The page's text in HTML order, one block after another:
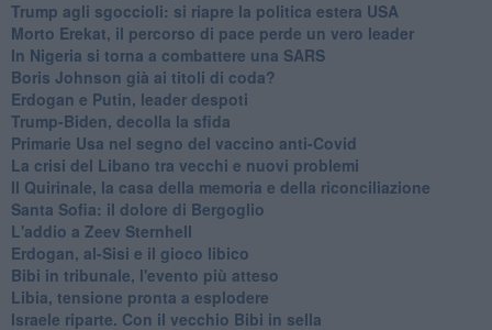
Trump agli sgoccioli: si riapre la politica estera USA
Morto Erekat, il percorso di pace perde un vero leader
In Nigeria si torna a combattere una SARS
Boris Johnson già ai titoli di coda?
Erdogan e Putin, leader despoti
Trump-Biden, decolla la sfida
Primarie Usa nel segno del vaccino anti-Covid
La crisi del Libano tra vecchi e nuovi problemi
Il Quirinale, la casa della memoria e della riconciliazione
Santa Sofia: il dolore di Bergoglio
L'addio a ​Zeev Sternhell
Erdogan, al-Sisi e il gioco libico
Bibi in tribunale, l'evento più atteso
Libia, tensione pronta a esplodere
Israele riparte. Con il vecchio Bibi in sella